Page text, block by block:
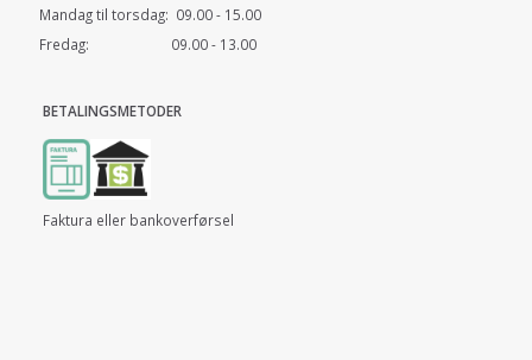
Mandag til torsdag: 09.00 - 15.00
Fredag: 09.00 - 13.00
BETALINGSMETODER
Faktura eller bankoverførsel